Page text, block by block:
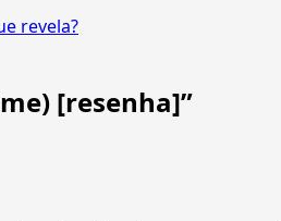
revela?
[resenha]”